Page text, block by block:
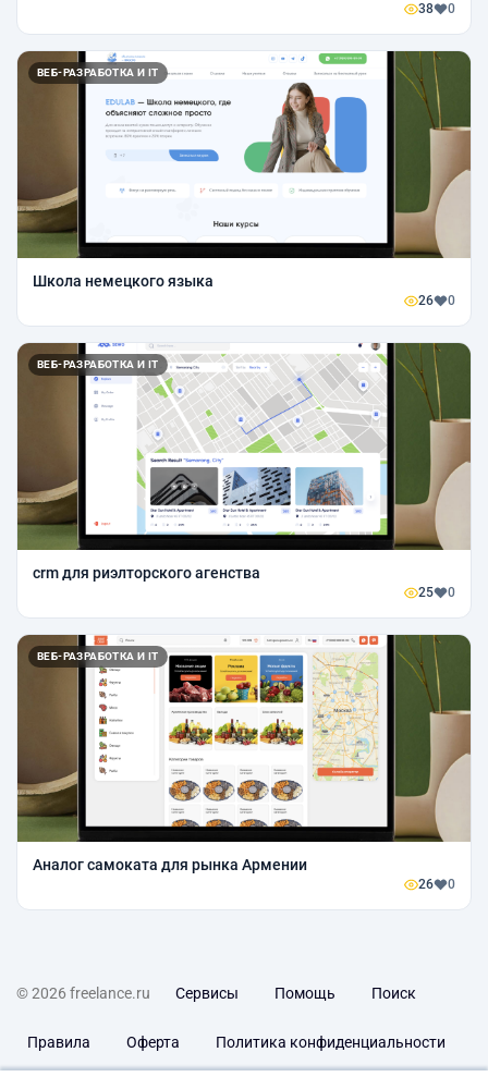
38 0
ВЕБ-РАЗРАБОТКА И IT
Школа немецкого языка
26 0
ВЕБ-РАЗРАБОТКА И IT
crm для риэлторского агенства
25 0
ВЕБ-РАЗРАБОТКА И IT
Аналог самоката для рынка Армении
26 0
© 2026 freelance.ru Сервисы Помощь Поиск
Правила Оферта Политика конфиденциальности